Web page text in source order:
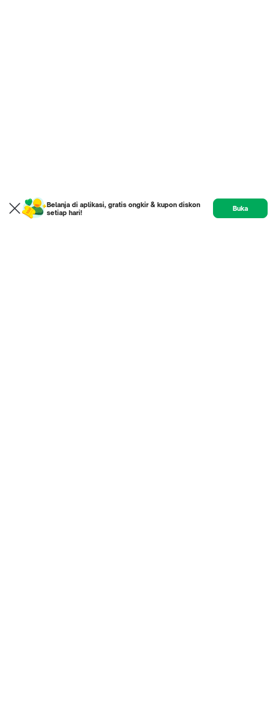
Belanja di aplikasi, gratis ongkir & kupon diskon
setiap hari!
Buka